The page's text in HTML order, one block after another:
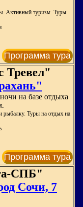
Активный туризм. Туры
Программа тура
Тревел"
на базе отдыха
рыбалку. Туры на отдых на
Программа тура
СПБ"
Сочи, 7